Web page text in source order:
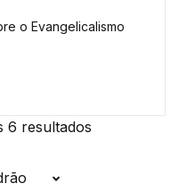
6 resultados
o Evangelicalismo